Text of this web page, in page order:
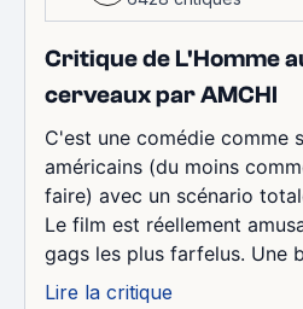
Critique de L'Homme
cerveaux par AMCHI
C'est une comédie comme
américains (du moins
faire) avec un scénario
Le film est réellement
gags les plus farfelus. Une
Lire la critique